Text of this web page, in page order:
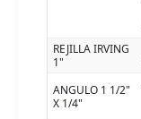
REJILLA IRVING
1"
ANGULO 1 1/2"
X 1/4"